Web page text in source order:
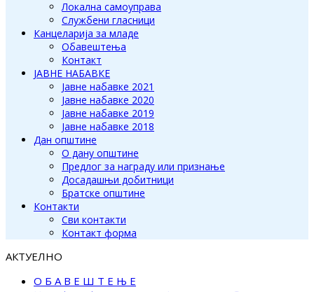
Локална самоуправа
Службени гласници
Канцеларија за младе
Обавештења
Контакт
ЈАВНЕ НАБАВКЕ
Јавне набавке 2021
Јавне набавке 2020
Јавне набавке 2019
Јавне набавке 2018
Дан општине
О дану општине
Предлог за награду или признање
Досадашњи добитници
Братске општине
Контакти
Сви контакти
Контакт форма
АКТУЕЛНО
О Б А В Е Ш Т Е Њ Е